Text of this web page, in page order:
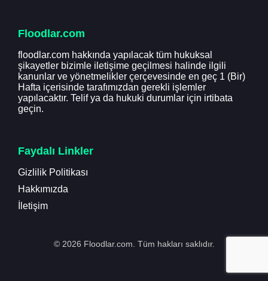
Floodlar.com
floodlar.com hakkında yapılacak tüm hukuksal
şikayetler bizimle iletişime geçilmesi halinde ilgili
kanunlar ve yönetmelikler çerçevesinde en geç 1 (Bir)
Hafta içerisinde tarafımızdan gerekli işlemler
yapılacaktır. Telif ya da hukuki durumlar için irtibata
geçin.
Faydalı Linkler
Gizlilik Politikası
Hakkımızda
İletişim
© 2026 Floodlar.com. Tüm hakları saklıdır.